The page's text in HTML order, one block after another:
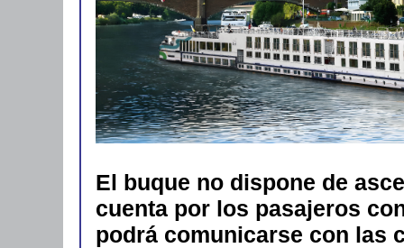
El buque no dispone de
cuenta por los pasajeros
podrá comunicarse con las